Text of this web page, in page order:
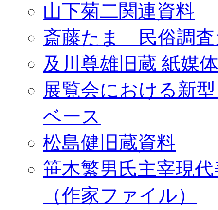
山下菊二関連資料
斎藤たま 民俗調査
及川尊雄旧蔵 紙媒
展覧会における新
ベース
松島健旧蔵資料
笹木繁男氏主宰現
（作家ファイル）